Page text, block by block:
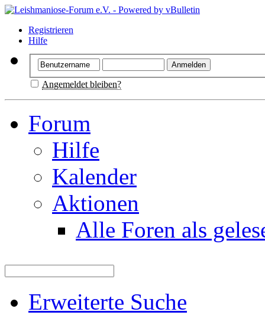
Registrieren
Hilfe
Angemeldet bleiben?
Forum
Hilfe
Kalender
Aktionen
Alle Foren als
Erweiterte Suche